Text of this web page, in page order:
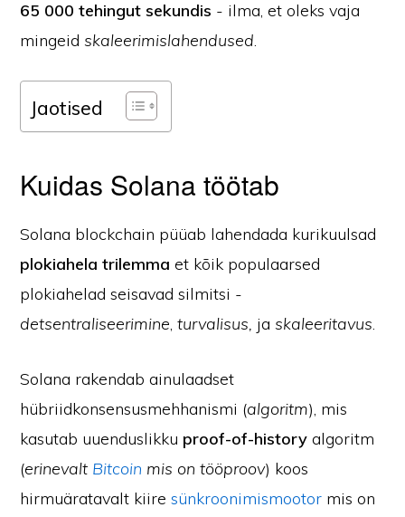
65 000 tehingut sekundis - ilma, et oleks vaja
mingeidskaleerimislahendused.
Jaotised
Kuidas Solana töötab
Solana blockchain püüab lahendada kurikuulsad
plokiahela trilemma et kõik populaarsed
plokiahelad seisavad silmitsi -
detsentraliseerimine,turvalisus, jaskaleeritavus.
Solana rakendab ainulaadset
hübriidkonsensusmehhanismi (algoritm), mis
kasutab uuenduslikku proof-of-history algoritm
(erinevalt Bitcoin mis on tööproov) koos
hirmuäratavalt kiiresünkroonimismootor mis on